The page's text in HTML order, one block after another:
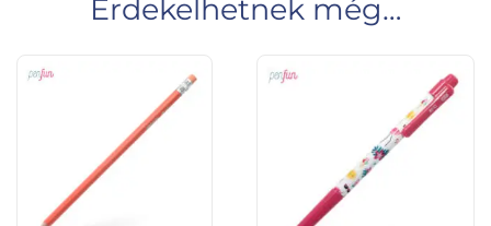
Érdekelhetnek még…